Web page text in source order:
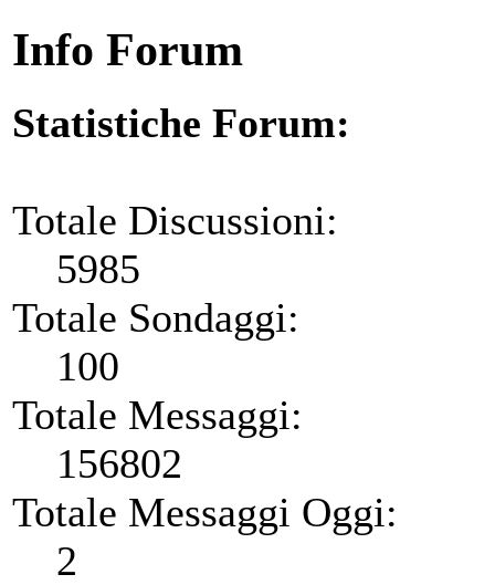
Info Forum
Statistiche Forum:
Totale Discussioni:
5985
Totale Sondaggi:
100
Totale Messaggi:
156802
Totale Messaggi Oggi:
2